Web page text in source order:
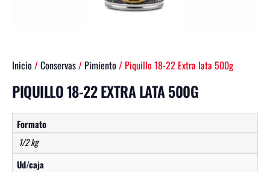
Inicio /Conservas/ Pimiento / Piquillo 18-22 Extra lata 500g
PIQUILLO 18-22 EXTRA LATA 500G
Formato
1/2 kg
Ud/caja